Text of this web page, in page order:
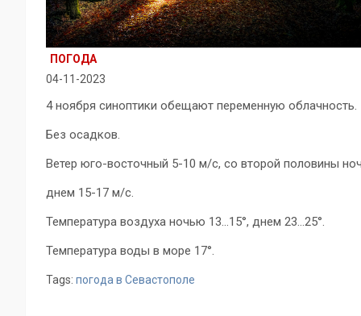
ПОГОДА
04-11-2023
4 ноября синоптики обещают переменную облачность.
Без осадков.
Ветер юго-восточный 5-10 м/с, со второй половины
днем 15-17 м/с.
Температура воздуха ночью 13…15°, днем 23…25°.
Температура воды в море 17°.
Tags: погода в Севастополе